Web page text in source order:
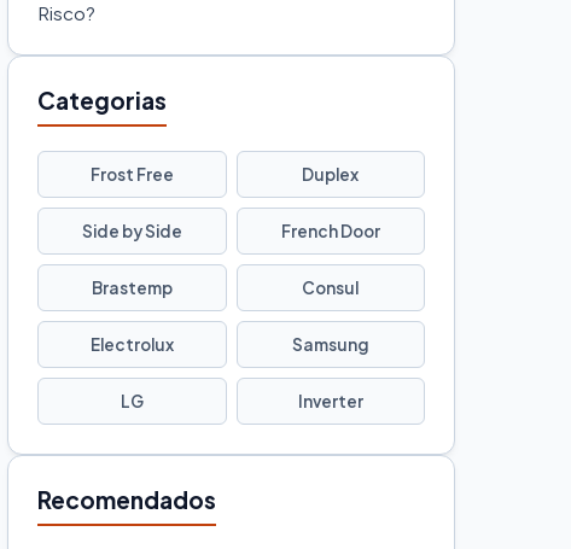
Risco?
Categorias
Frost Free Duplex
Side by Side French Door
Brastemp Consul
Electrolux Samsung
LG Inverter
Recomendados